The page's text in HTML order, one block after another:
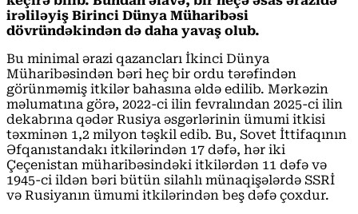
irəliləyiş Birinci Dünya Müharibəsi
dövründəkindən də daha yavaş olub.
Bu minimal ərazi qazancları İkinci Dünya
Müharibəsindən bəri heç bir ordu tərəfindən
görünməmiş itkilər bahasına əldə edilib. Mərkəzin
məlumatına görə, 2022-ci ilin fevralından 2025-ci ilin
dekabrına qədər Rusiya əsgərlərinin ümumi itkisi
təxminən 1,2 milyon təşkil edib. Bu, Sovet İttifaqının
Əfqanıstandakı itkilərindən 17 dəfə, hər iki
Çeçenistan müharibəsindəki itkilərdən 11 dəfə və
1945-ci ildən bəri bütün silahlı münaqişələrdə SSRİ
və Rusiyanın ümumi itkilərindən beş dəfə çoxdur.